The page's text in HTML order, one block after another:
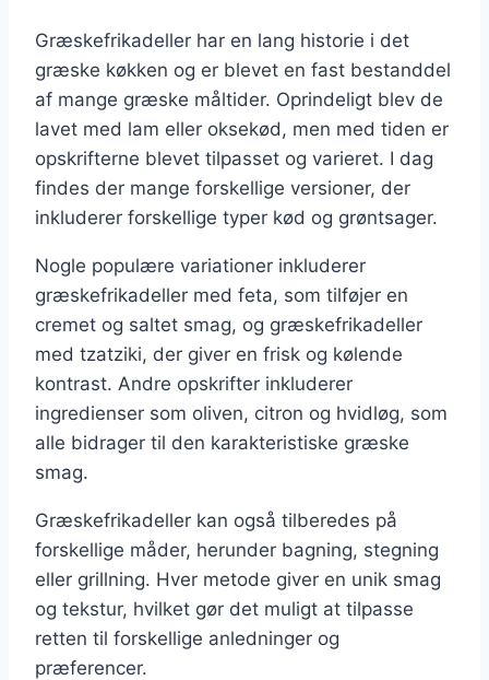
Græskefrikadeller har en lang historie i det
græske køkken og er blevet en fast bestanddel
af mange græske måltider. Oprindeligt blev de
lavet med lam eller oksekød, men med tiden er
opskrifterne blevet tilpasset og varieret. I dag
findes der mange forskellige versioner, der
inkluderer forskellige typer kød og grøntsager.
Nogle populære variationer inkluderer
græskefrikadeller med feta, som tilføjer en
cremet og saltet smag, og græskefrikadeller
med tzatziki, der giver en frisk og kølende
kontrast. Andre opskrifter inkluderer
ingredienser som oliven, citron og hvidløg, som
alle bidrager til den karakteristiske græske
smag.
Græskefrikadeller kan også tilberedes på
forskellige måder, herunder bagning, stegning
eller grillning. Hver metode giver en unik smag
og tekstur, hvilket gør det muligt at tilpasse
retten til forskellige anledninger og
præferencer.